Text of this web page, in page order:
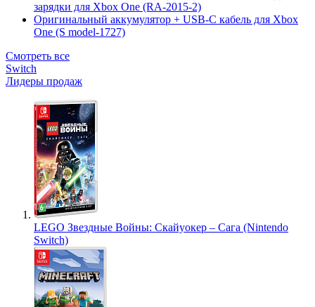
зарядки для Xbox One (RA-2015-2)
Оригинальный аккумулятор + USB-C кабель для Xbox
One (S model-1727)
Смотреть все
Switch
Лидеры продаж
LEGO Звездные Войны: Скайуокер – Сага (Nintendo
Switch)